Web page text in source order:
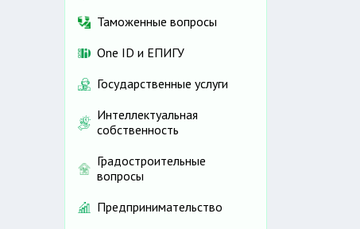
Таможенные вопросы
One ID и ЕПИГУ
Государственные услуги
Интеллектуальная
собственность
Градостроительные
вопросы
Предпринимательство